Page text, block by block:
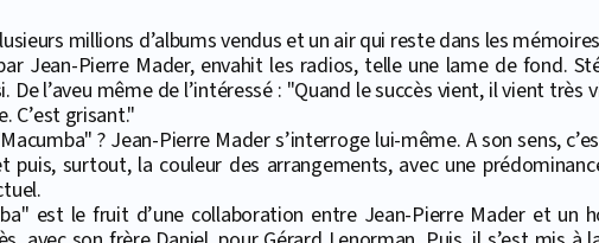
millions d’albums vendus et un air qui reste dans les
Jean-Pierre Mader, envahit les radios, telle une lame de fond.
De l’aveu même de l’intéressé : "Quand le succès vient, il vient
C’est grisant."
? Jean-Pierre Mader s’interroge lui-même. A son sens,
surtout, la couleur des arrangements, avec une
est le fruit d’une collaboration entre Jean-Pierre Mader et un